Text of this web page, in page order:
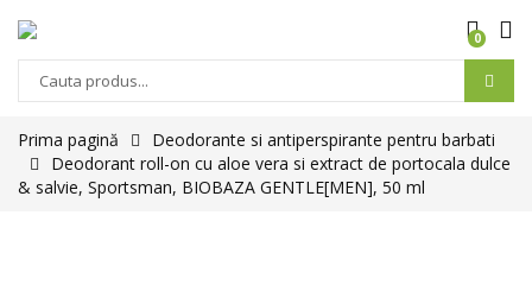
0
Prima pagină
Deodorante si antiperspirante pentru barbati
Deodorant roll-on cu aloe vera si extract de portocala dulce
& salvie, Sportsman, BIOBAZA GENTLE[MEN], 50 ml